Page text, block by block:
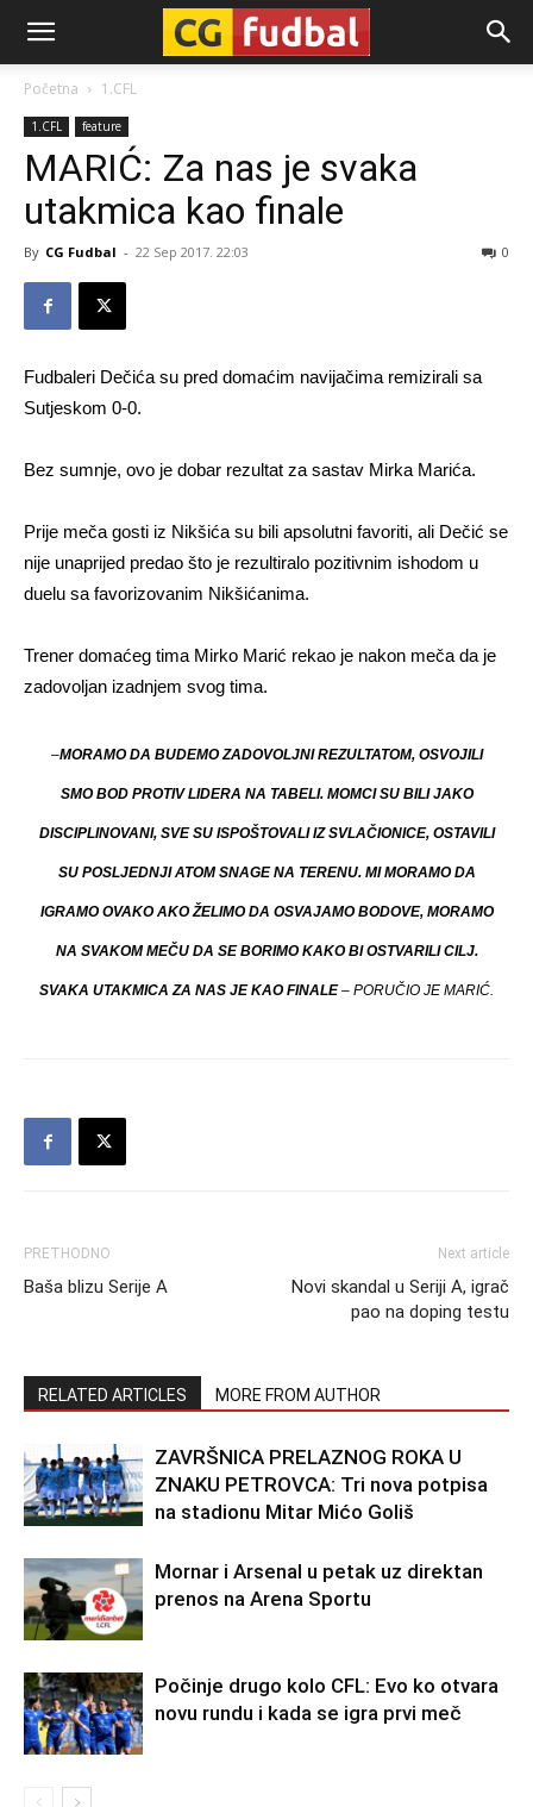
CG-
Fudbal
Početna 1.CFL
1.CFL feature
MARIĆ: Za nas je svaka
utakmica kao finale
By CG Fudbal - 22 Sep 2017. 22:03 0
Fudbaleri Dečića su pred domaćim navijačima remizirali sa
Sutjeskom 0-0.
Bez sumnje, ovo je dobar rezultat za sastav Mirka Marića.
Prije meča gosti iz Nikšića su bili apsolutni favoriti, ali Dečić se
nije unaprijed predao što je rezultiralo pozitivnim ishodom u
duelu sa favorizovanim Nikšićanima.
Trener domaćeg tima Mirko Marić rekao je nakon meča da je
zadovoljan izadnjem svog tima.
–MORAMO DA BUDEMO ZADOVOLJNI REZULTATOM, OSVOJILI
SMO BOD PROTIV LIDERA NA TABELI. MOMCI SU BILI JAKO
DISCIPLINOVANI, SVE SU ISPOŠTOVALI IZ SVLAČIONICE, OSTAVILI
SU POSLJEDNJI ATOM SNAGE NA TERENU. MI MORAMO DA
IGRAMO OVAKO AKO ŽELIMO DA OSVAJAMO BODOVE, MORAMO
NA SVAKOM MEČU DA SE BORIMO KAKO BI OSTVARILI CILJ.
SVAKA UTAKMICA ZA NAS JE KAO FINALE– PORUČIO JE MARIĆ.
PRETHODNO
Baša blizu Serije A
Next article
Novi skandal u Seriji A, igrač
pao na doping testu
RELATED ARTICLES MORE FROM AUTHOR
ZAVRŠNICA PRELAZNOG ROKA U
ZNAKU PETROVCA: Tri nova potpisa
na stadionu Mitar Mićo Goliš
Mornar i Arsenal u petak uz direktan
prenos na Arena Sportu
Počinje drugo kolo CFL: Evo ko otvara
novu rundu i kada se igra prvi meč